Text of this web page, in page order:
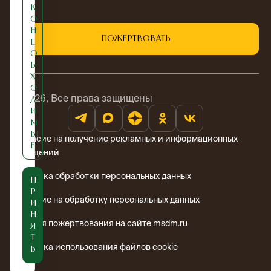
Пожертвовать
© 2026, Все права защищены
Согласие на получение рекламных и информационных
сообщений
Политика обработки персональных данных
Согласие на обработку персональных данных
Условия пожертвования на сайте msdm.ru
Политика использования файлов cookie
к
о
н
е
о
б
х
о
д
и
м
ы
е
П
р
и
н
я
т
ь